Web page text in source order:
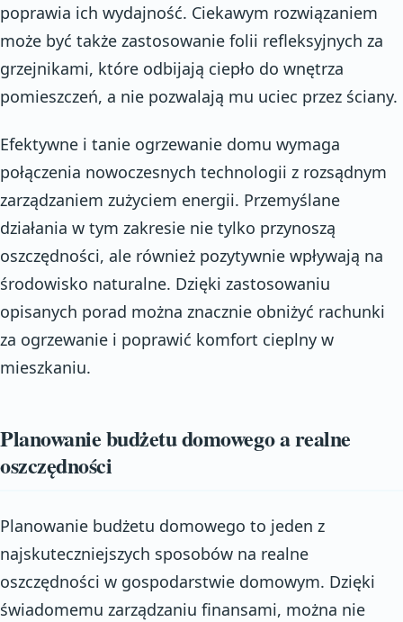
poprawia ich wydajność. Ciekawym rozwiązaniem
może być także zastosowanie folii refleksyjnych za
grzejnikami, które odbijają ciepło do wnętrza
pomieszczeń, a nie pozwalają mu uciec przez ściany.
Efektywne i tanie ogrzewanie domu wymaga
połączenia nowoczesnych technologii z rozsądnym
zarządzaniem zużyciem energii. Przemyślane
działania w tym zakresie nie tylko przynoszą
oszczędności, ale również pozytywnie wpływają na
środowisko naturalne. Dzięki zastosowaniu
opisanych porad można znacznie obniżyć rachunki
za ogrzewanie i poprawić komfort cieplny w
mieszkaniu.
Planowanie budżetu domowego a realne
oszczędności
Planowanie budżetu domowego to jeden z
najskuteczniejszych sposobów na realne
oszczędności w gospodarstwie domowym. Dzięki
świadomemu zarządzaniu finansami, można nie